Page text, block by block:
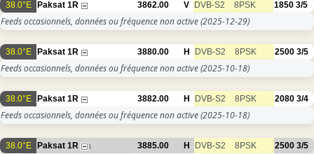
38.0°E Paksat 1R 3862.00 V DVB-S2 8PSK 1850 3/5
Feeds occasionnels, données ou fréquence non active(2025-12-29)
38.0°E Paksat 1R 3880.00 H DVB-S2 8PSK 2500 3/5
Feeds occasionnels, données ou fréquence non active(2025-10-18)
38.0°E Paksat 1R 3882.00 H DVB-S2 8PSK 2080 3/4
Feeds occasionnels, données ou fréquence non active(2025-10-18)
38.0°E Paksat 1R 1 3885.00 H DVB-S2 8PSK 2500 3/5